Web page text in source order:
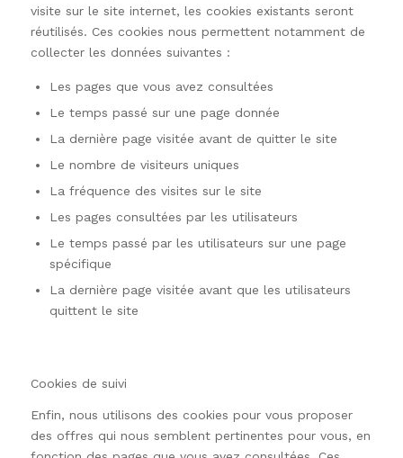
visite sur le site internet, les cookies existants seront
réutilisés. Ces cookies nous permettent notamment de
collecter les données suivantes :
Les pages que vous avez consultées
Le temps passé sur une page donnée
La dernière page visitée avant de quitter le site
Le nombre de visiteurs uniques
La fréquence des visites sur le site
Les pages consultées par les utilisateurs
Le temps passé par les utilisateurs sur une page
spécifique
La dernière page visitée avant que les utilisateurs
quittent le site
Cookies de suivi
Enfin, nous utilisons des cookies pour vous proposer
des offres qui nous semblent pertinentes pour vous, en